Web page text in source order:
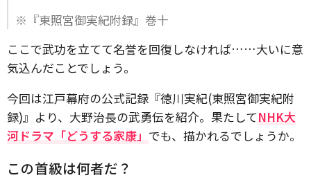
※『東照宮御実紀附録』巻十
ここで武功を立てて名誉を回復しなければ……大いに意
気込んだことでしょう。
今回は江戸幕府の公式記録『徳川実紀(東照宮御実紀附
録)』より、大野治長の武勇伝を紹介。果たしてNHK大
河ドラマ「どうする家康」 でも、描かれるでしょうか。
この首級は何者だ？